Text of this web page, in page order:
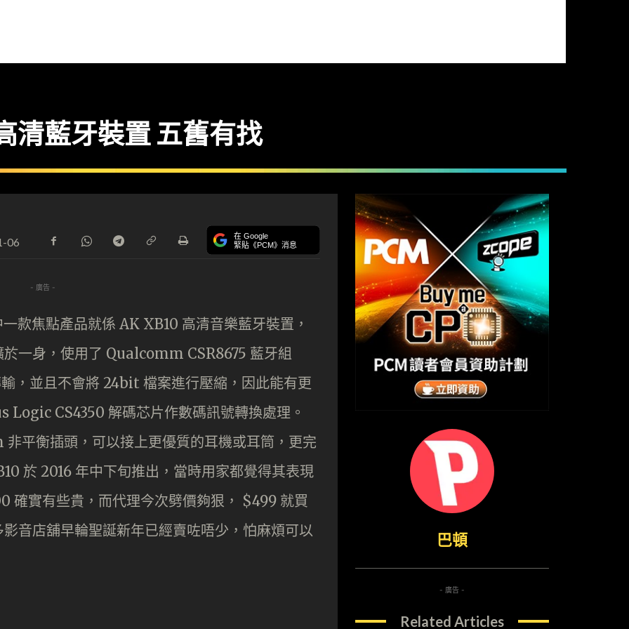
清藍牙裝置 五舊有找
06 在 Google
緊貼《PCM》消息
- 廣告 -
款焦點產品就係 AK XB10 高清音樂藍牙裝置，
一身，使用了 Qualcomm CSR8675 藍牙組
，並且不會將 24bit 檔案進行壓縮，因此能有更
Logic CS4350 解碼芯片作數碼訊號轉換處理。
平衡插頭，可以接上更優質的耳機或耳筒，更完
於 2016 年中下旬推出，當時用家都覺得其表現
確實有些貴，而代理今次劈價夠狠， $499 就買
音店舖早輪聖誕新年已經賣咗唔少，怕麻煩可以
巴頓
- 廣告 -
Related Articles